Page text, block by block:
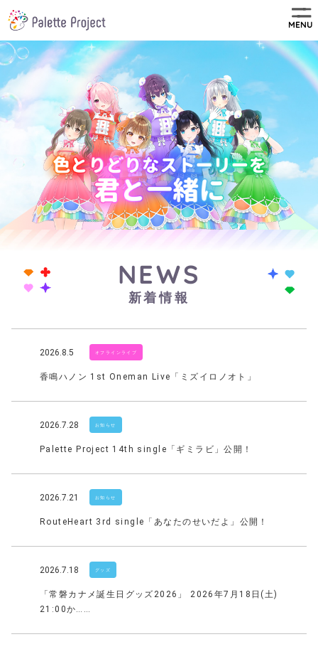
MENU
NEWS
新着情報
2026.8.5 オフラインライブ
香鳴ハノン 1st Oneman Live「ミズイロノオト」
2026.7.28 お知らせ
Palette Project 14th single「ギミラビ」公開！
2026.7.21 お知らせ
RouteHeart 3rd single「あなたのせいだよ」公開！
2026.7.18 グッズ
「常磐カナメ誕生日グッズ2026」 2026年7月18日(土)
21:00か……